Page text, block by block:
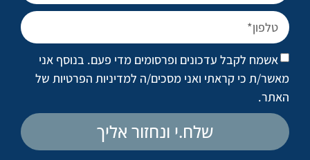
ניתוחים פופולריים
מתיחת פנים
ניתוח אף
הגדלת חזה
מתיחת בטן
שאיבת שומן מונחית לייזר
אשמח לקבל עדכונים ופרסומים מדי פעם. בנוסף אני
מאשר/ת כי קראתי ואני מסכים/ה למדיניות הפרטיות של
האתר.
שלח.י ונחזור אליך